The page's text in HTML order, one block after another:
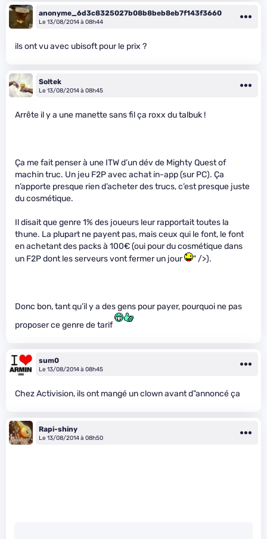
anonyme_6d3c8325027b08b8beb8eb7f143f3660
Le 13/08/2014 à 08h44
ils ont vu avec ubisoft pour le prix ?
Soltek
Le 13/08/2014 à 08h45
Arrête il y a une manette sans fil ça roxx du talbuk !
Ça me fait penser à une ITW d’un dév de Mighty Quest of
machin truc. Un jeu F2P avec achat in-app (sur PC). Ça
n’apporte presque rien d’acheter des trucs, c’est presque juste
du cosmétique.
Il disait que genre 1% des joueurs leur rapportait toutes la
thune. La plupart ne payent pas, mais ceux qui le font, le font
en achetant des packs à 100€ (oui pour du cosmétique dans
un F2P dont les serveurs vont fermer un jour
" />).
Donc bon, tant qu’il y a des gens pour payer, pourquoi ne pas
proposer ce genre de tarif
sum0
Le 13/08/2014 à 08h45
Chez Activision, ils ont mangé un clown avant d”annoncé ça
Rapi-shiny
Le 13/08/2014 à 08h50